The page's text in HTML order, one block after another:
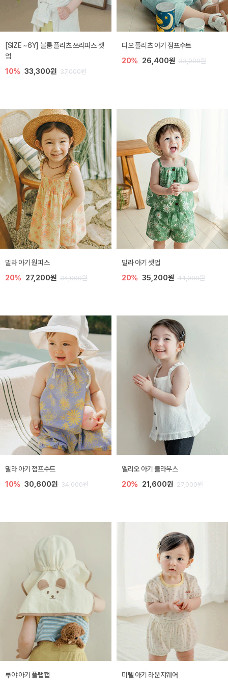
[SIZE ~6Y] 블룸 플리츠 쓰리피스 셋
업
10% 33,300원 37,000원
디오 플리츠 아기 점프수트
20% 26,400원 33,000원
밀라 아기 원피스
20% 27,200원 34,000원
밀라 아기 셋업
20% 35,200원 44,000원
밀라 아기 점프수트
10% 30,600원 34,000원
엘리오 아기 블라우스
20% 21,600원 27,000원
루야 아기 플랩캡 미렐 아기 라운지웨어